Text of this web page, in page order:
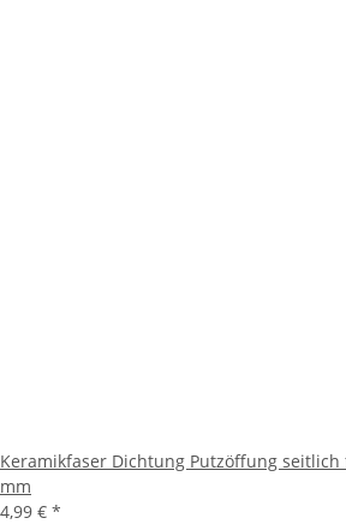
Keramikfaser Dichtung Putzöffung seitlich
mm
4,99 € *